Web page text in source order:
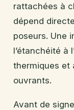
rattachées à
dépend
poseurs. Une
l’étanchéité à
thermiques et
ouvrants.
Avant de